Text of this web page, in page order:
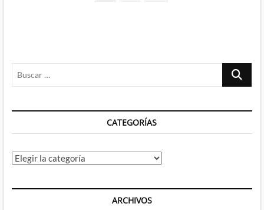
de
Buscar
CATEGORÍAS
Categorías
ARCHIVOS